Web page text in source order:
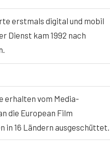
erstmals digital und mobil
Dienst kam 1992 nach
erhalten vom Media-
die European Film
in 16 Ländern ausgeschüttet.